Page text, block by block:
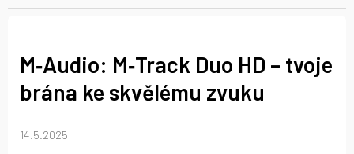
M‑Audio: M‑Track Duo HD – tvoje
brána ke skvělému zvuku
14.5.2025